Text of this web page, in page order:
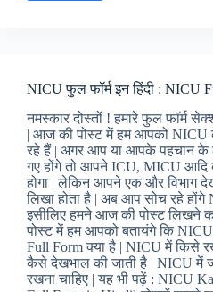
:
MICU
Full
Form
in
Medical
NICU फुल फॉर्म इन हिंदी : NICU
नमस्कार दोस्तों ! हमारे फुल फॉर्म
| आज की पोस्ट में हम आपको NICU
रहे हैं | अगर आप या आपके पहचान के
गए होंगे तो आपने ICU, MICU आदि
होगा | लेकिन आपने एक और विभाग
लिखा होता है | अब आप सोच रहे होंगे
इसीलिए हमने आज की पोस्ट लिखने
पोस्ट में हम आपको बतायंगे कि NICU
Full Form क्या है | NICU में किसे
कैसे देखभाल की जाती है | NICU में
रखना चाहिए | यह भी पढ़ें : NICU